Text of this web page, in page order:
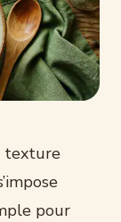
texture
pour